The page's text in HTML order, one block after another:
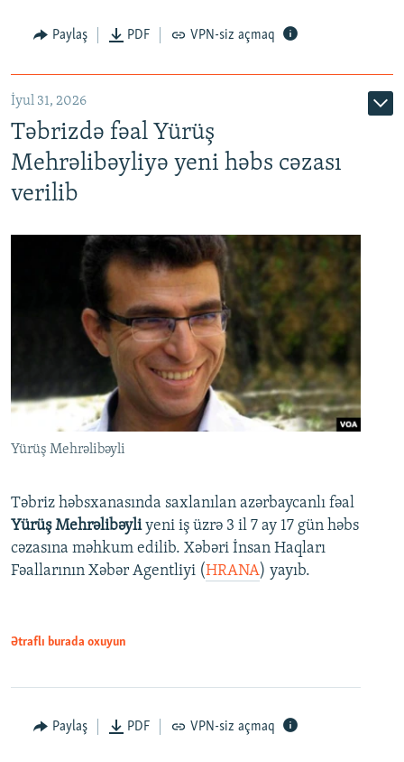
Paylaş PDF VPN-siz açmaq
İyul 31, 2026
Təbrizdə fəal Yürüş
Mehrəlibəyliyə yeni həbs cəzası
verilib
Yürüş Mehrəlibəyli
Təbriz həbsxanasında saxlanılan azərbaycanlı fəal
Yürüş Mehrəlibəyliyeni iş üzrə 3 il 7 ay 17 gün həbs
cəzasına məhkum edilib. Xəbəri İnsan Haqları
Fəallarının Xəbər Agentliyi (HRANA) yayıb.
Ətraflı burada oxuyun
Paylaş PDF VPN-siz açmaq